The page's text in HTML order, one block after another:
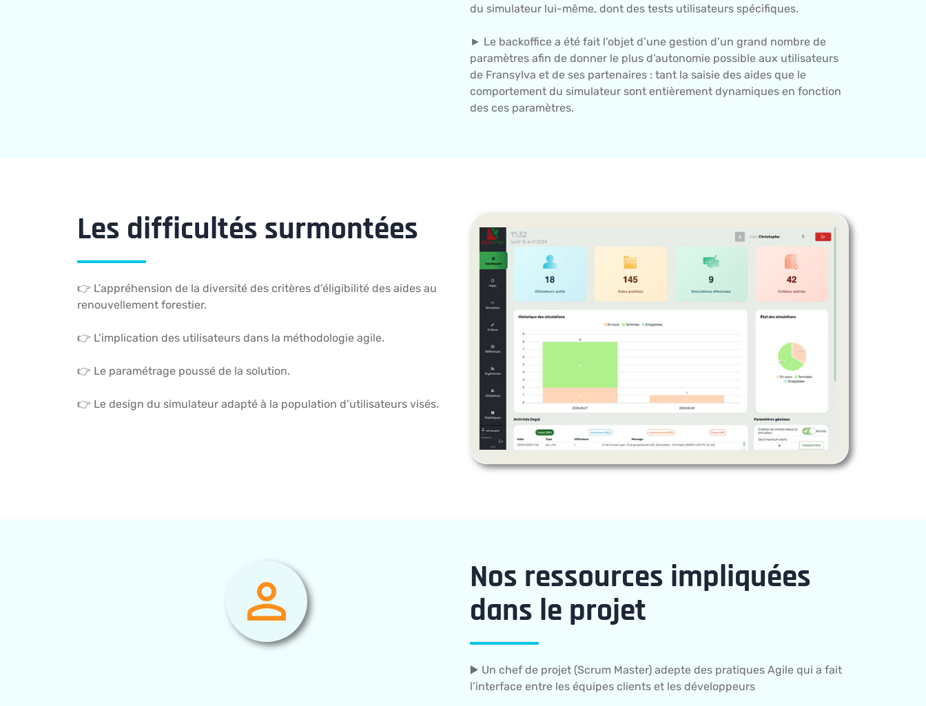
du simulateur lui-même, dont des tests utilisateurs spécifiques.
► Le backoffice a été fait l’objet d’une gestion d’un grand nombre de
paramètres afin de donner le plus d’autonomie possible aux utilisateurs
de Fransylva et de ses partenaires : tant la saisie des aides que le
comportement du simulateur sont entièrement dynamiques en fonction
des ces paramètres.
Les difficultés surmontées
👉 L’appréhension de la diversité des critères d’éligibilité des aides au
renouvellement forestier.
👉 L’implication des utilisateurs dans la méthodologie agile.
👉 Le paramétrage poussé de la solution.
👉 Le design du simulateur adapté à la population d’utilisateurs visés.
Nos ressources impliquées
dans le projet
▶️ Un chef de projet (Scrum Master) adepte des pratiques Agile qui a fait
l’interface entre les équipes clients et les développeurs